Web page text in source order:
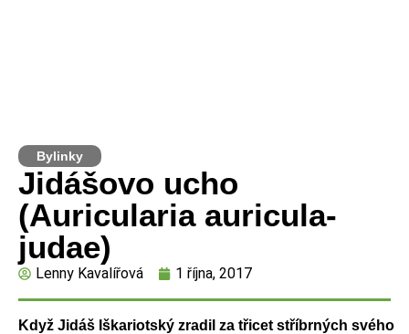
Bylinky
Jidášovo ucho
(Auricularia auricula-
judae)
Lenny Kavalířová 1 října, 2017
Když Jidáš Iškariotský zradil za třicet stříbrných svého